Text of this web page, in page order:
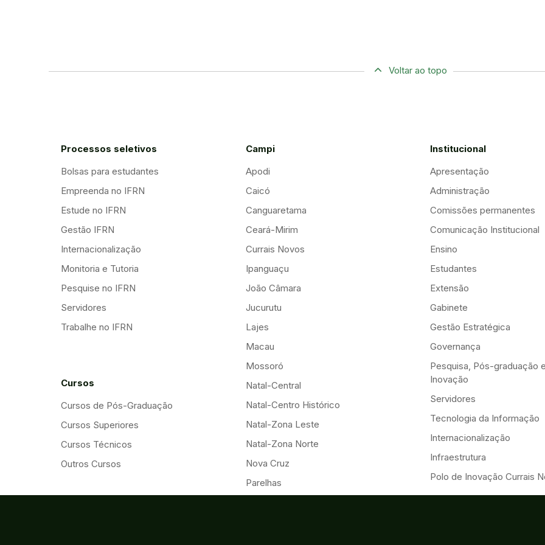
Voltar ao topo
Processos seletivos
Bolsas para estudantes
Empreenda no IFRN
Estude no IFRN
Gestão IFRN
Internacionalização
Monitoria e Tutoria
Pesquise no IFRN
Servidores
Trabalhe no IFRN
Cursos
Cursos de Pós-Graduação
Cursos Superiores
Cursos Técnicos
Outros Cursos
Campi
Apodi
Caicó
Canguaretama
Ceará-Mirim
Currais Novos
Ipanguaçu
João Câmara
Jucurutu
Lajes
Macau
Mossoró
Natal-Central
Natal-Centro Histórico
Natal-Zona Leste
Natal-Zona Norte
Nova Cruz
Parelhas
Institucional
Apresentação
Administração
Comissões permanentes
Comunicação Institucional
Ensino
Estudantes
Extensão
Gabinete
Gestão Estratégica
Governança
Pesquisa, Pós-graduação
Inovação
Servidores
Tecnologia da Informação
Internacionalização
Infraestrutura
Polo de Inovação Currais